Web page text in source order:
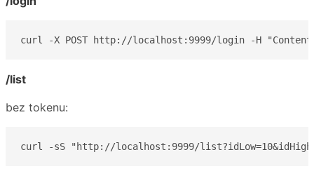
curl -X POST http://localhost:9999/login -H
/list
bez tokenu:
curl -sS "http://localhost:9999/